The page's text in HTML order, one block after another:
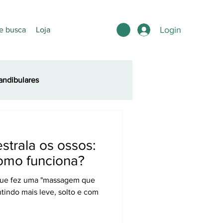
busca Loja Login
os ossos:
funciona?
fez uma "massagem que
mais leve, solto e com